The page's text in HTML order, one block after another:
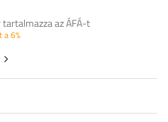
tartalmazza az ÁFÁ-t
a 6%